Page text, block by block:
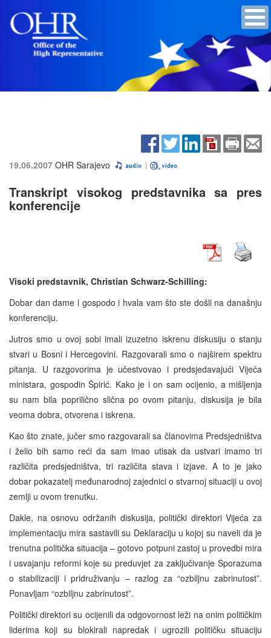
19.06.2007 OHR Sarajevo
Transkript visokog predstavnika sa pres
konferencije
Visoki predstavnik, Christian Schwarz-Schilling:
Dobar dan dame i gospodo i hvala vam što ste došli na današnju
konferenciju.
Jutros smo u ovoj sobi imali izuzetno iskrenu diskusiju o stanju
stvari u Bosni i Hercegovini. Razgovarali smo o najširem spektru
pitanja. U razgovorima je učestvovao i predsjedavajući Vijeća
ministara, gospodin Špirić. Kako je i on sam ocijenio, a mišljenja
su nam bila poprilično slična po ovom pitanju, diskusija je bila
veoma dobra, otvorena i iskrena.
Kao što znate, jučer smo razgovarali sa članovima Predsjedništva
i želio bih samo reći da sam imao utisak da ustvari imamo tri
različita predsjedništva, tri različita stava i izjave. A to je jako
dobar pokazatelj međunarodnoj zajednici o stvarnoj situaciji u ovoj
zemlji u ovom trenutku.
Dakle, na osnovu održanih diskusija, politički direktori Vijeća za
implementaciju mira sastavili su Deklaraciju u kojoj su naveli da je
trenutna politička situacija – gotovo potpuni zastoj u provedbi mira
i usvajanju reformi koje su preduvjet za zaključivanje Sporazuma
o stabilizaciji i pridruživanju – razlog za “ozbiljnu zabrinutost”.
Ponavljam “ozbiljnu zabrinutost”.
Politički direktori su ocijenili da odgovornost leži na onim političkim
liderima koji su blokirali napredak i ugrozili političku situaciju